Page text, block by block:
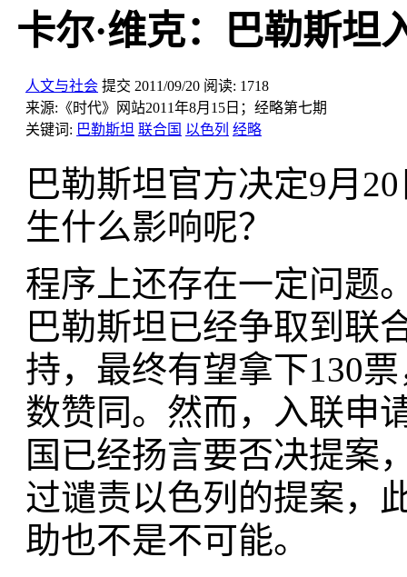
卡尔·维克：巴勒斯坦
人文与社会 提交 2011/09/20 阅读: 1718
来源: 《时代》网站2011年8月15日；经略第七期
关键词: 巴勒斯坦 联合国 以色列 经略
巴勒斯坦官方决定9月
生什么影响呢？
程序上还存在一定问题
巴勒斯坦已经争取到联
持，最终有望拿下130
数赞同。然而，入联申
国已经扬言要否决提案
过谴责以色列的提案，
助也不是不可能。